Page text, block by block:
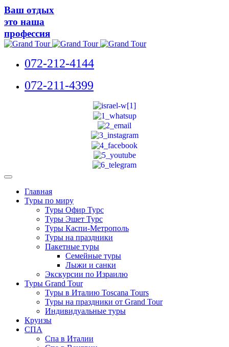
Ваш отдых
это наша
профессия
072-212-4144
072-211-4399
Главная
Туры по миру
Туры Офир Турс
Туры Эшет Турс
Туры Каспи-Метрополь
Туры на праздники
Пакетные туры
Семейные туры
Лыжи и санки
Экскурсии по Израилю
Туры Grand Tour
Туры в Италию Toscana Tours
Туры на праздники от Grand Tour
Индивидуальные туры
Круизы
СПА
Спа в Италии